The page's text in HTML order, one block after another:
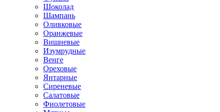
Шоколад
Шампань
Оливковые
Оранжевые
Вишневые
Изумрудные
Венге
Ореховые
Янтарные
Сиреневые
Салатовые
Фиолетовые